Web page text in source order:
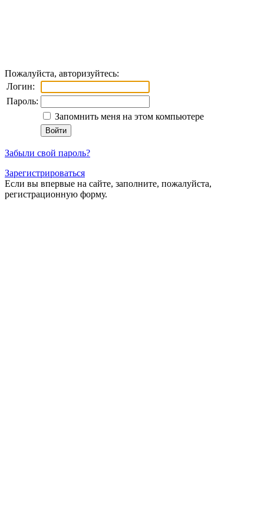
Пожалуйста, авторизуйтесь:
Логин:
Пароль:
Запомнить меня на этом компьютере
Забыли свой пароль?
Зарегистрироваться
Если вы впервые на сайте, заполните, пожалуйста,
регистрационную форму.